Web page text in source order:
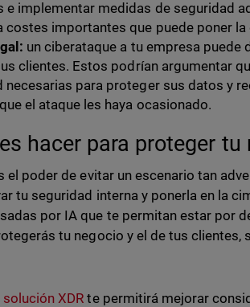
e implementar medidas de seguridad
costes importantes que puede poner
un ciberataque a tu empresa puede
clientes. Estos podrían argumentar
necesarias para proteger sus datos y
el ataque les haya ocasionado.
hacer para proteger tu
el poder de evitar un escenario tan
tu seguridad interna y ponerla en la
por IA que te permitan estar por
tu negocio y el de tus clientes,
solución XDR te permitirá mejorar